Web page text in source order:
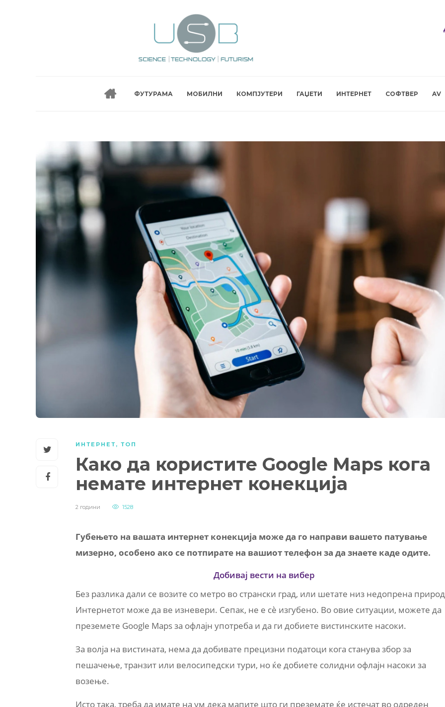
ФУТУРАМА МОБИЛНИ КОМПЈУТЕРИ ГАЏЕТИ ИНТЕРНЕТ СОФТВЕР AV
ИНТЕРНЕТ, ТОП
Како да користите Google Maps кога
немате интернет конекција
2 години 1528
Губењето на вашата интернет конекција може да го направи вашето патување
мизерно, особено ако се потпирате на вашиот телефон за да знаете каде одите.
Добивај вести на вибер
Без разлика дали се возите со метро во странски град, или шетате низ недопрена
Интернетот може да ве изневери. Сепак, не е сè изгубено. Во овие ситуации, можете да
преземете Google Maps за офлајн употреба и да ги добиете вистинските насоки.
За волја на вистината, нема да добивате прецизни податоци кога станува збор за
пешачење, транзит или велосипедски тури, но ќе добиете солидни офлајн насоки за
возење.
Исто така, треба да имате на ум дека мапите што ги преземате ќе истечат во одреден